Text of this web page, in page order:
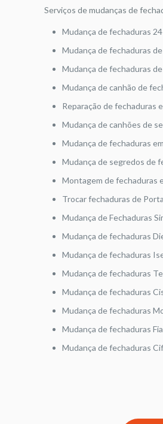
Serviços de mudanças de
Mudança de fechaduras
Mudança de fechaduras
Mudança de fechaduras
Mudança de canhão de
Reparação de fechaduras
Mudança de canhões de
Mudança de fechaduras
Mudança de segredos de
Montagem de fechaduras
Trocar fechaduras de
Mudança de Fechaduras
Mudança de fechaduras
Mudança de fechaduras
Mudança de fechaduras
Mudança de fechaduras
Mudança de fechaduras
Mudança de fechaduras
Mudança de fechaduras